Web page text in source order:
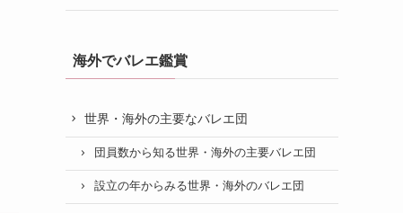
海外でバレエ鑑賞
世界・海外の主要なバレエ団
団員数から知る世界・海外の主要バレエ団
設立の年からみる世界・海外のバレエ団